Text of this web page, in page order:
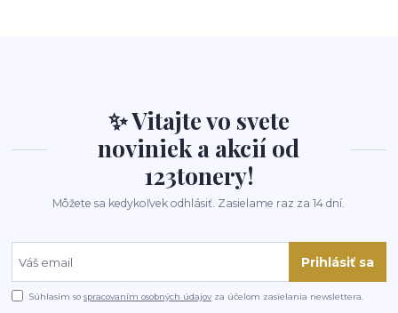
✨ Vitajte vo svete
noviniek a akcií od
123tonery!
Môžete sa kedykoľvek odhlásiť. Zasielame raz za 14 dní.
Prihlásiť sa
Súhlasím sospracovaním osobných údajov za účelom zasielania newslettera.